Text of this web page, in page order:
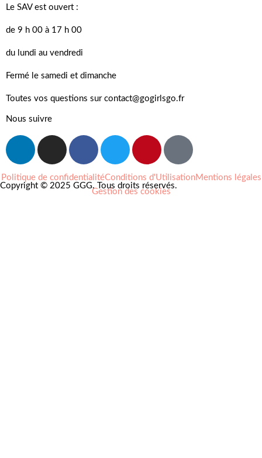
Le SAV est ouvert :
de 9 h 00 à 17 h 00
du lundi au vendredi
Fermé le samedi et dimanche
Toutes vos questions sur contact@gogirlsgo.fr
Nous suivre
Copyright © 2025 GGG. Tous droits réservés.
Politique de confidentialitéConditions d'UtilisationMentions légales
Gestion des cookies